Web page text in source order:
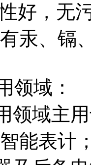
好，无
汞、镉
领域：
领域主
能表计